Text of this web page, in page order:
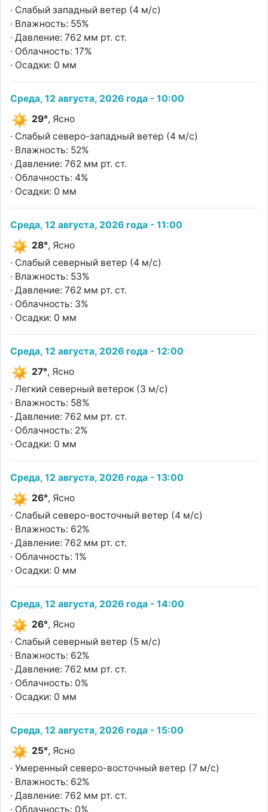
· Слабый западный ветер (4 м/с)
· Влажность: 55%
· Давление: 762 мм рт. ст.
· Облачность: 17%
· Осадки: 0 мм
Среда, 12 августа, 2026 года - 10:00
29°, Ясно
· Слабый северо-западный ветер (4 м/с)
· Влажность: 52%
· Давление: 762 мм рт. ст.
· Облачность: 4%
· Осадки: 0 мм
Среда, 12 августа, 2026 года - 11:00
28°, Ясно
· Слабый северный ветер (4 м/с)
· Влажность: 53%
· Давление: 762 мм рт. ст.
· Облачность: 3%
· Осадки: 0 мм
Среда, 12 августа, 2026 года - 12:00
27°, Ясно
· Легкий северный ветерок (3 м/с)
· Влажность: 58%
· Давление: 762 мм рт. ст.
· Облачность: 2%
· Осадки: 0 мм
Среда, 12 августа, 2026 года - 13:00
26°, Ясно
· Слабый северо-восточный ветер (4 м/с)
· Влажность: 62%
· Давление: 762 мм рт. ст.
· Облачность: 1%
· Осадки: 0 мм
Среда, 12 августа, 2026 года - 14:00
26°, Ясно
· Слабый северный ветер (5 м/с)
· Влажность: 62%
· Давление: 762 мм рт. ст.
· Облачность: 0%
· Осадки: 0 мм
Среда, 12 августа, 2026 года - 15:00
25°, Ясно
· Умеренный северо-восточный ветер (7 м/с)
· Влажность: 62%
· Давление: 762 мм рт. ст.
· Облачность: 0%